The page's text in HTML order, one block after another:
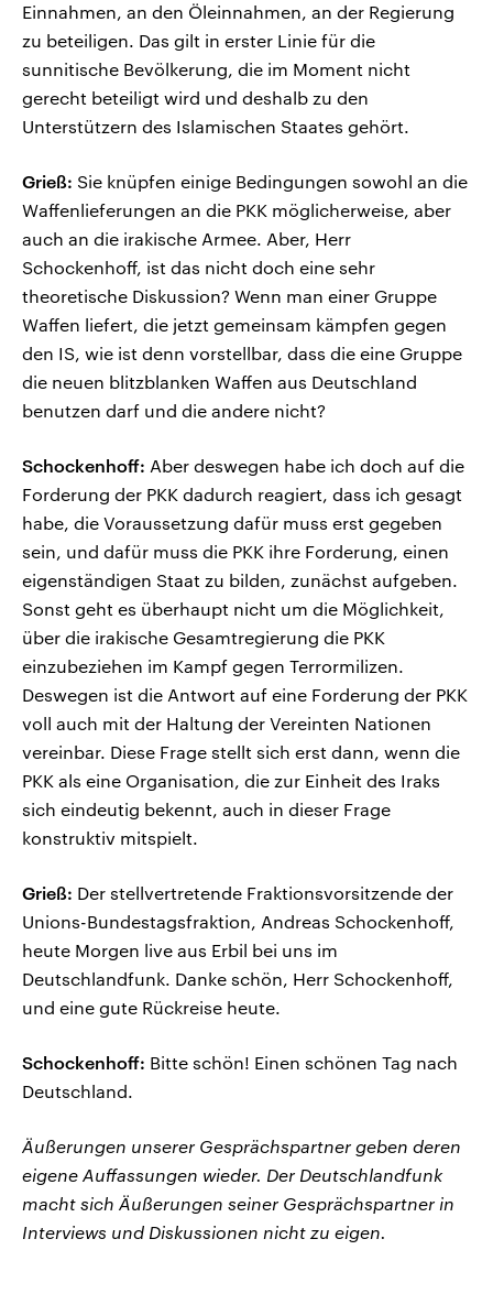
Einnahmen, an den Öleinnahmen, an der Regierung
zu beteiligen. Das gilt in erster Linie für die
sunnitische Bevölkerung, die im Moment nicht
gerecht beteiligt wird und deshalb zu den
Unterstützern des Islamischen Staates gehört.
Grieß: Sie knüpfen einige Bedingungen sowohl an die
Waffenlieferungen an die PKK möglicherweise, aber
auch an die irakische Armee. Aber, Herr
Schockenhoff, ist das nicht doch eine sehr
theoretische Diskussion? Wenn man einer Gruppe
Waffen liefert, die jetzt gemeinsam kämpfen gegen
den IS, wie ist denn vorstellbar, dass die eine Gruppe
die neuen blitzblanken Waffen aus Deutschland
benutzen darf und die andere nicht?
Schockenhoff: Aber deswegen habe ich doch auf die
Forderung der PKK dadurch reagiert, dass ich gesagt
habe, die Voraussetzung dafür muss erst gegeben
sein, und dafür muss die PKK ihre Forderung, einen
eigenständigen Staat zu bilden, zunächst aufgeben.
Sonst geht es überhaupt nicht um die Möglichkeit,
über die irakische Gesamtregierung die PKK
einzubeziehen im Kampf gegen Terrormilizen.
Deswegen ist die Antwort auf eine Forderung der PKK
voll auch mit der Haltung der Vereinten Nationen
vereinbar. Diese Frage stellt sich erst dann, wenn die
PKK als eine Organisation, die zur Einheit des Iraks
sich eindeutig bekennt, auch in dieser Frage
konstruktiv mitspielt.
Grieß: Der stellvertretende Fraktionsvorsitzende der
Unions-Bundestagsfraktion, Andreas Schockenhoff,
heute Morgen live aus Erbil bei uns im
Deutschlandfunk. Danke schön, Herr Schockenhoff,
und eine gute Rückreise heute.
Schockenhoff: Bitte schön! Einen schönen Tag nach
Deutschland.
Äußerungen unserer Gesprächspartner geben deren
eigene Auffassungen wieder. Der Deutschlandfunk
macht sich Äußerungen seiner Gesprächspartner in
Interviews und Diskussionen nicht zu eigen.